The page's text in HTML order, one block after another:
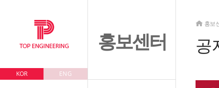
KOR ENG
홍보센터
홍보
공